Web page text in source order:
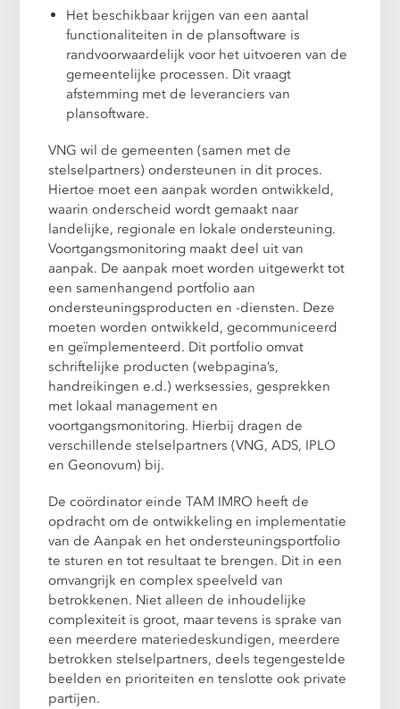
Het beschikbaar krijgen van een aantal
functionaliteiten in de plansoftware is
randvoorwaardelijk voor het uitvoeren van de
gemeentelijke processen. Dit vraagt
afstemming met de leveranciers van
plansoftware.
VNG wil de gemeenten (samen met de
stelselpartners) ondersteunen in dit proces.
Hiertoe moet een aanpak worden ontwikkeld,
waarin onderscheid wordt gemaakt naar
landelijke, regionale en lokale ondersteuning.
Voortgangsmonitoring maakt deel uit van
aanpak. De aanpak moet worden uitgewerkt tot
een samenhangend portfolio aan
ondersteuningsproducten en -diensten. Deze
moeten worden ontwikkeld, gecommuniceerd
en geïmplementeerd. Dit portfolio omvat
schriftelijke producten (webpagina’s,
handreikingen e.d.) werksessies, gesprekken
met lokaal management en
voortgangsmonitoring. Hierbij dragen de
verschillende stelselpartners (VNG, ADS, IPLO
en Geonovum) bij.
De coördinator einde TAM IMRO heeft de
opdracht om de ontwikkeling en implementatie
van de Aanpak en het ondersteuningsportfolio
te sturen en tot resultaat te brengen. Dit in een
omvangrijk en complex speelveld van
betrokkenen. Niet alleen de inhoudelijke
complexiteit is groot, maar tevens is sprake van
een meerdere materiedeskundigen, meerdere
betrokken stelselpartners, deels tegengestelde
beelden en prioriteiten en tenslotte ook private
partijen.